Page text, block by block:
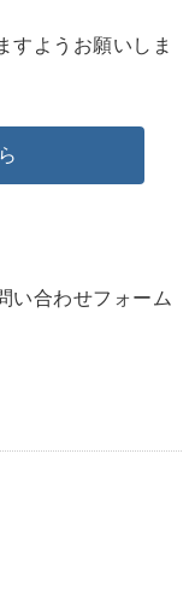
すようお願いしま
い合わせフォーム